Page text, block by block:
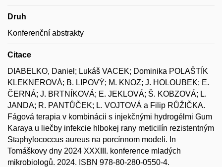
Druh
Konferenční abstrakty
Citace
DIABELKO, Daniel; Lukáš VACEK; Dominika POLAŠTÍK
KLEKNEROVÁ; B. LIPOVÝ; M. KNOZ; J. HOLOUBEK; E.
ČERNÁ; J. BRTNÍKOVÁ; E. JEKLOVÁ; Š. KOBZOVÁ; L.
JANDA; R. PANTŮČEK; L. VOJTOVÁ a Filip RŮŽIČKA.
Fágová terapia v kombinácii s injekčnými hydrogélmi Gum
Karaya u liečby infekcie hlbokej rany meticilín rezistentným
Staphylococcus aureus na porcínnom modeli. In
Tomáškovy dny 2024 XXXIII. konference mladých
mikrobiologů. 2024. ISBN 978-80-280-0550-4.